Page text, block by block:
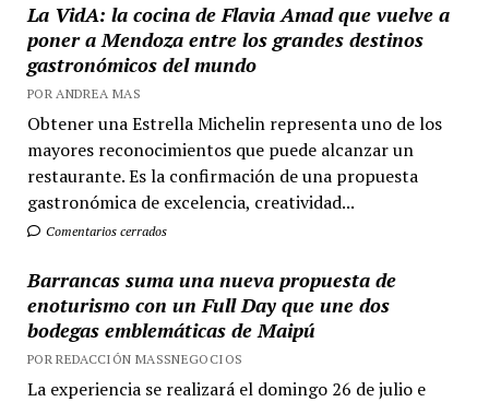
La VidA: la cocina de Flavia Amad que vuelve a
poner a Mendoza entre los grandes destinos
gastronómicos del mundo
POR ANDREA MAS
Obtener una Estrella Michelin representa uno de los
mayores reconocimientos que puede alcanzar un
restaurante. Es la confirmación de una propuesta
gastronómica de excelencia, creatividad...
Comentarios cerrados
Barrancas suma una nueva propuesta de
enoturismo con un Full Day que une dos
bodegas emblemáticas de Maipú
POR REDACCIÓN MASSNEGOCIOS
La experiencia se realizará el domingo 26 de julio e